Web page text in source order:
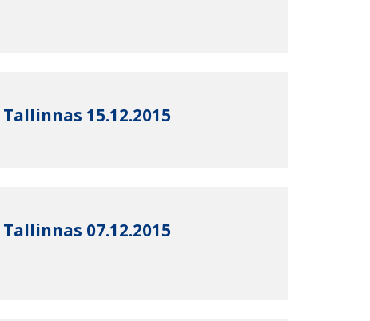
15.12.2015
07.12.2015